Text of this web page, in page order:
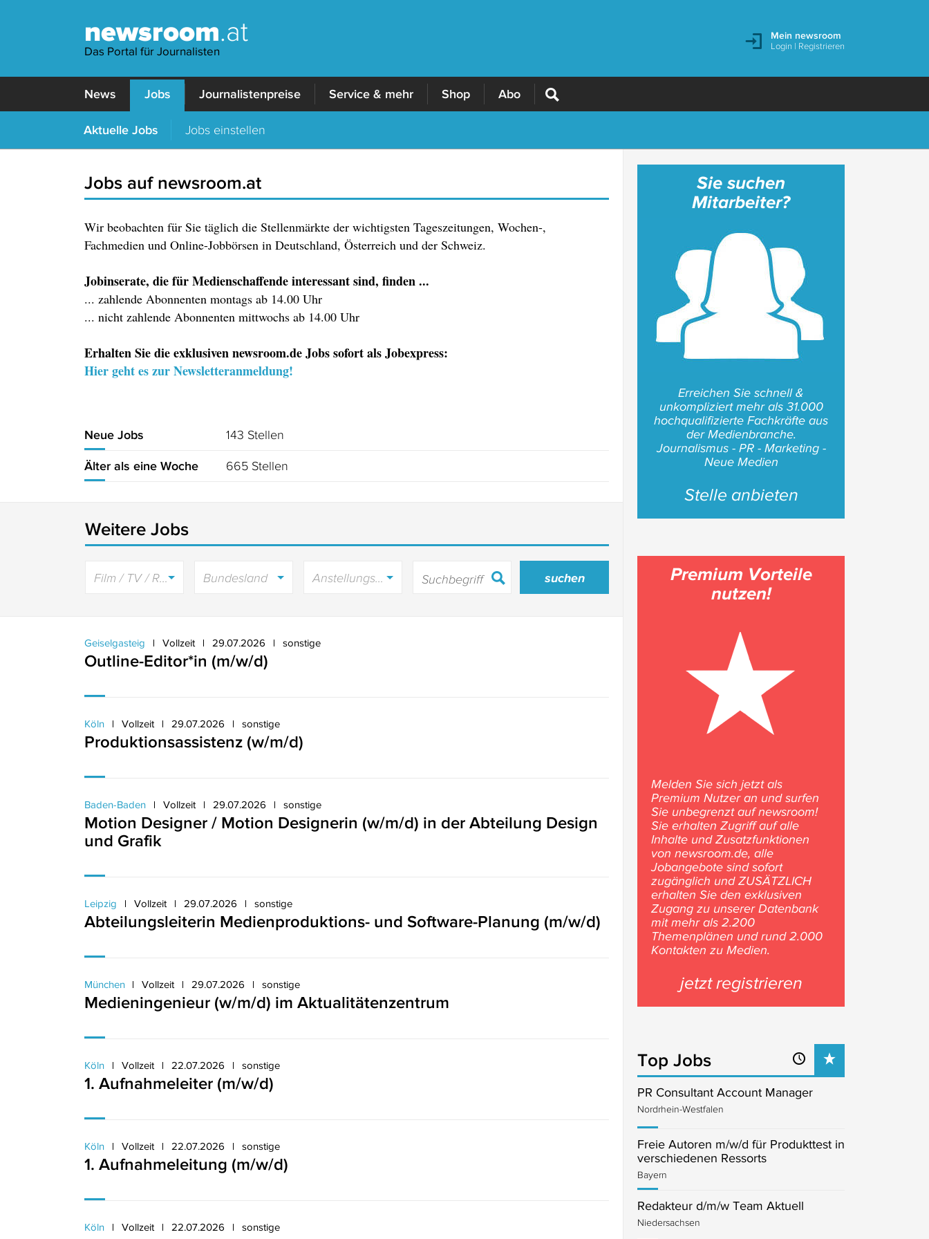
newsroom.at
Das Portal für Journalisten
Mein newsroom
Login | Registrieren
News Jobs Journalistenpreise Service & mehr Shop Abo
Aktuelle Jobs Jobs einstellen
Jobs auf newsroom.at
Wir beobachten für Sie täglich die Stellenmärkte der wichtigsten Tageszeitungen, Wochen-,
Fachmedien und Online-Jobbörsen in Deutschland, Österreich und der Schweiz.
Jobinserate, die für Medienschaffende interessant sind, finden ...
... zahlende Abonnenten montags ab 14.00 Uhr
... nicht zahlende Abonnenten mittwochs ab 14.00 Uhr
Erhalten Sie die exklusiven newsroom.de Jobs sofort als Jobexpress:
Hier geht es zur Newsletteranmeldung!
Neue Jobs 143 Stellen
Älter als eine Woche 665 Stellen
Weitere Jobs
Bundesland Anstellungsart
Geiselgasteig Vollzeit 29.07.2026 sonstige
Outline-Editor*in (m/w/d)
Köln Vollzeit 29.07.2026 sonstige
Produktionsassistenz (w/m/d)
Baden-Baden Vollzeit 29.07.2026 sonstige
Motion Designer / Motion Designerin (w/m/d) in der Abteilung Design
und Grafik
Leipzig Vollzeit 29.07.2026 sonstige
Abteilungsleiterin Medienproduktions- und Software-Planung (m/w/d)
München Vollzeit 29.07.2026 sonstige
Medieningenieur (w/m/d) im Aktualitätenzentrum
Köln Vollzeit 22.07.2026 sonstige
1. Aufnahmeleiter (m/w/d)
Köln Vollzeit 22.07.2026 sonstige
1. Aufnahmeleitung (m/w/d)
Köln Vollzeit 22.07.2026 sonstige
Sie suchen
Mitarbeiter?
Erreichen Sie schnell &
unkompliziert mehr als 31.000
hochqualifizierte Fachkräfte aus
der Medienbranche.
Journalismus - PR - Marketing -
Neue Medien
Stelle anbieten
Premium Vorteile
nutzen!
Melden Sie sich jetzt als
Premium Nutzer an und surfen
Sie unbegrenzt auf newsroom!
Sie erhalten Zugriff auf alle
Inhalte und Zusatzfunktionen
von newsroom.de, alle
Jobangebote sind sofort
zugänglich und ZUSÄTZLICH
erhalten Sie den exklusiven
Zugang zu unserer Datenbank
mit mehr als 2.200
Themenplänen und rund 2.000
Kontakten zu Medien.
jetzt registrieren
Top Jobs
PR Consultant Account Manager
Nordrhein-Westfalen
Freie Autoren m/w/d für Produkttest in
verschiedenen Ressorts
Bayern
Redakteur d/m/w Team Aktuell
Niedersachsen